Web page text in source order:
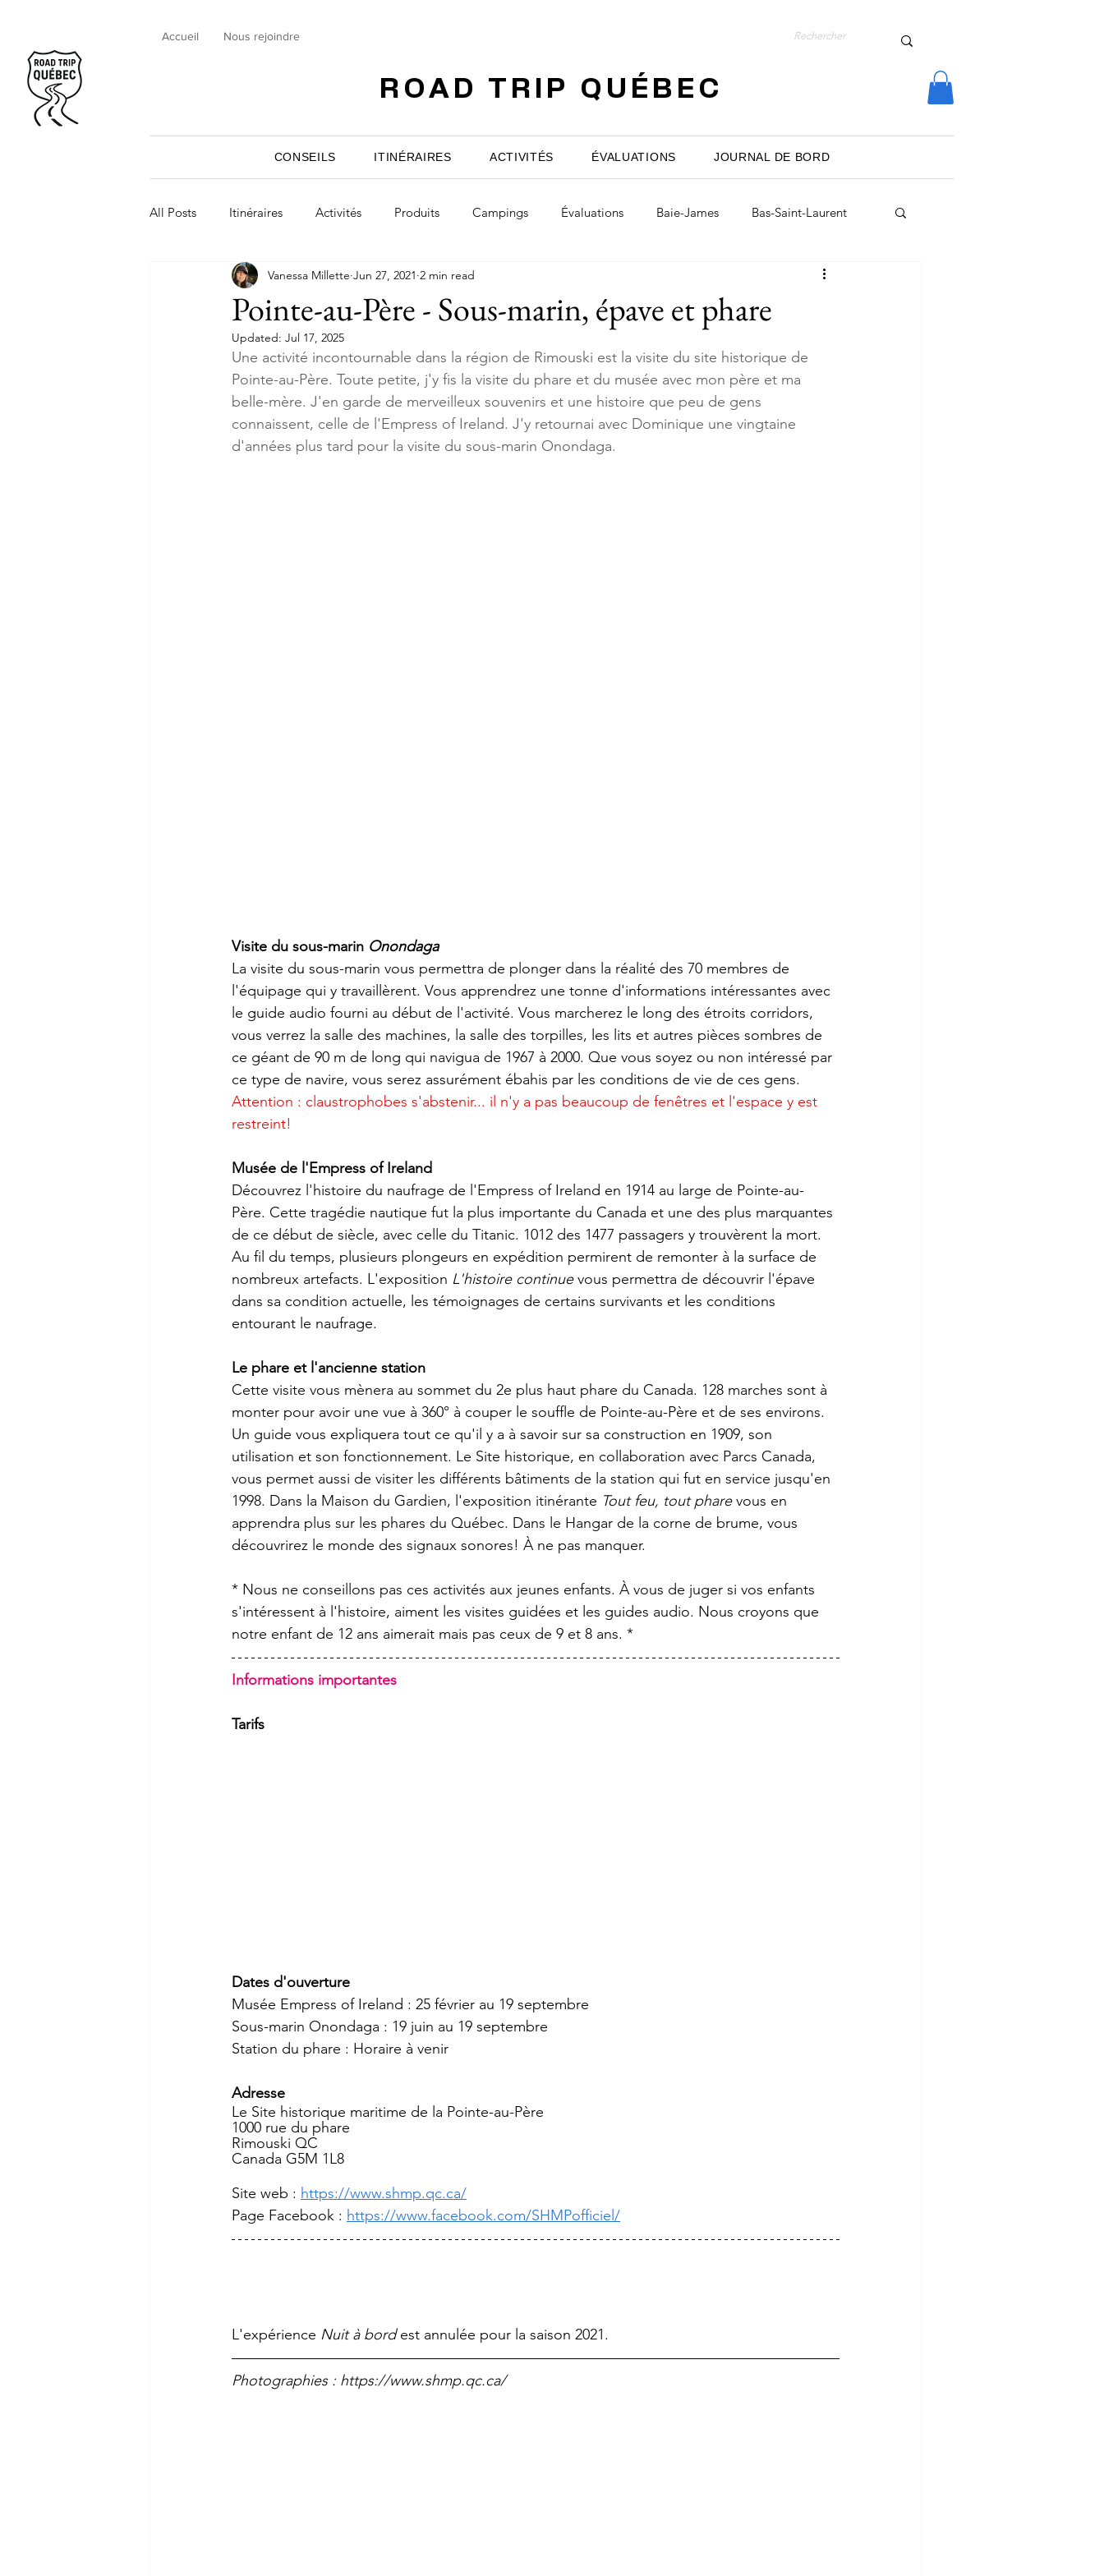
Accueil Nous rejoindre
ROAD TRIP QUÉBEC
CONSEILS ITINÉRAIRES ACTIVITÉS ÉVALUATIONS JOURNAL DE BORD
All Posts Itinéraires Activités Produits Campings Évaluations Baie-James Bas-Saint-Laurent
Capitale-Nationale Centre-du-Québec Côte-Nord et Basse-Côte-Nord
Montérégie
Outaouais Estrie Chaudière-Appalaches
Pointe-au-Père - Sous-marin, épave et phare
Vanessa Millette Jun 27, 2021 2 min read
Updated: Jul 17, 2025
Une activité incontournable dans la région de Rimouski est la visite du site historique de
Pointe-au-Père. Toute petite, j'y fis la visite du phare et du musée avec mon père et ma
belle-mère. J'en garde de merveilleux souvenirs et une histoire que peu de gens
connaissent, celle de l'Empress of Ireland. J'y retournai avec Dominique une vingtaine
d'années plus tard pour la visite du sous-marin Onondaga.
Visite du sous-marin Onondaga
La visite du sous-marin vous permettra de plonger dans la réalité des 70 membres de
l'équipage qui y travaillèrent. Vous apprendrez une tonne d'informations intéressantes avec
le guide audio fourni au début de l'activité. Vous marcherez le long des étroits corridors,
vous verrez la salle des machines, la salle des torpilles, les lits et autres pièces sombres de
ce géant de 90 m de long qui navigua de 1967 à 2000. Que vous soyez ou non intéressé par
ce type de navire, vous serez assurément ébahis par les conditions de vie de ces gens.
Attention : claustrophobes s'abstenir... il n'y a pas beaucoup de fenêtres et l'espace y est
restreint!
Musée de l'Empress of Ireland
Découvrez l'histoire du naufrage de l'Empress of Ireland en 1914 au large de Pointe-au-
Père. Cette tragédie nautique fut la plus importante du Canada et une des plus marquantes
de ce début de siècle, avec celle du Titanic. 1012 des 1477 passagers y trouvèrent la mort.
Au fil du temps, plusieurs plongeurs en expédition permirent de remonter à la surface de
nombreux artefacts. L'exposition L'histoire continue vous permettra de découvrir l'épave
dans sa condition actuelle, les témoignages de certains survivants et les conditions
entourant le naufrage.
Le phare et l'ancienne station
Cette visite vous mènera au sommet du 2e plus haut phare du Canada. 128 marches sont à
monter pour avoir une vue à 360° à couper le souffle de Pointe-au-Père et de ses environs.
Un guide vous expliquera tout ce qu'il y a à savoir sur sa construction en 1909, son
utilisation et son fonctionnement. Le Site historique, en collaboration avec Parcs Canada,
vous permet aussi de visiter les différents bâtiments de la station qui fut en service jusqu'en
1998. Dans la Maison du Gardien, l'exposition itinérante Tout feu, tout phare vous en
apprendra plus sur les phares du Québec. Dans le Hangar de la corne de brume, vous
découvrirez le monde des signaux sonores! À ne pas manquer.
* Nous ne conseillons pas ces activités aux jeunes enfants. À vous de juger si vos enfants
s'intéressent à l'histoire, aiment les visites guidées et les guides audio. Nous croyons que
notre enfant de 12 ans aimerait mais pas ceux de 9 et 8 ans. *
Informations importantes
Tarifs
Dates d'ouverture
Musée Empress of Ireland : 25 février au 19 septembre
Sous-marin Onondaga : 19 juin au 19 septembre
Station du phare : Horaire à venir
Adresse
Le Site historique maritime de la Pointe-au-Père
1000 rue du phare
Rimouski QC
Canada G5M 1L8
Site web : https://www.shmp.qc.ca/
Page Facebook : https://www.facebook.com/SHMPofficiel/
L'expérience Nuit à bord est annulée pour la saison 2021.
Photographies : https://www.shmp.qc.ca/